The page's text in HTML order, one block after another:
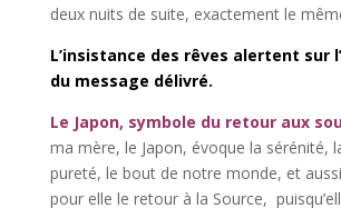
deux nuits de suite, exactement le
L’insistance des rêves alertent sur
du message délivré.
Le Japon, symbole du retour aux
ma mère, le Japon, évoque la sérénité,
pureté, le bout de notre monde, et aussi
pour elle le retour à la Source,